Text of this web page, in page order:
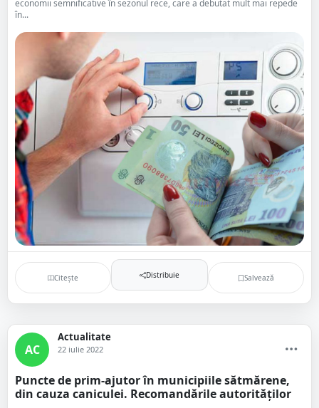
economii semnificative în sezonul rece, care a debutat mult mai repede
în...
Citește Distribuie Salvează
AC
Actualitate
22 iulie 2022
Puncte de prim-ajutor în municipiile sătmărene,
din cauza caniculei. Recomandările autorităților